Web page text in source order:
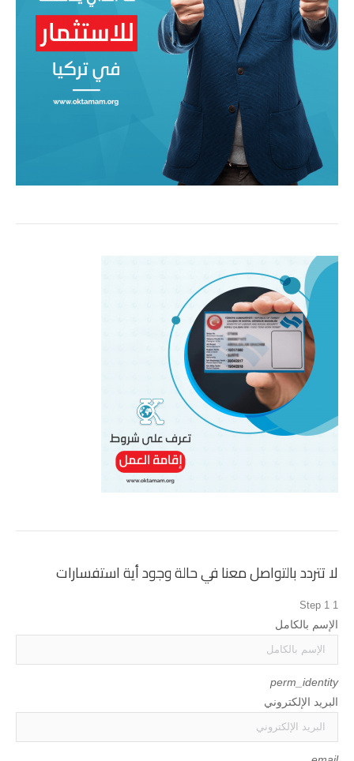
لا تتردد بالتواصل معنا في حالة وجود أية استفسارات
1
Step 1
الإسم بالكامل
perm_identity
البريد الإلكتروني